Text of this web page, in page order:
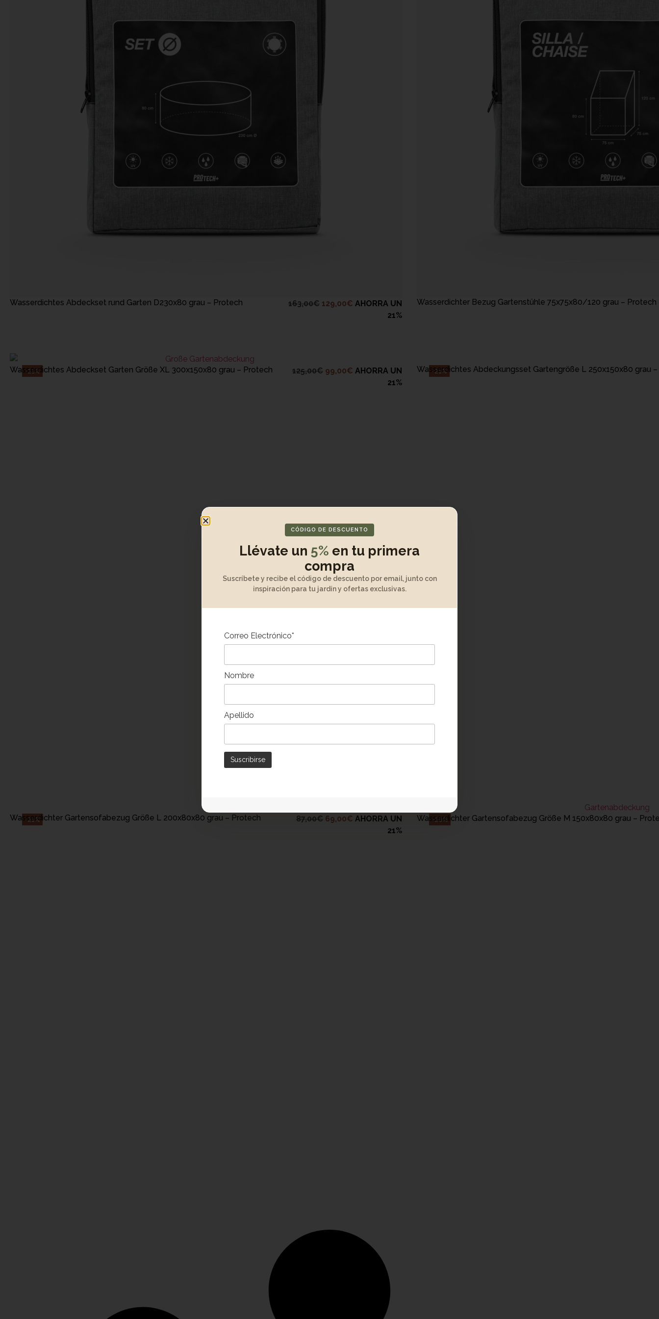
Wasserdichtes Abdeckset rund Garten D230x80 grau – Protech 163,00€ 129,00€ AHORRA UN
21%
Wasserdichter Bezug Gartenstühle 75x75x80/120 grau – Protech
-21%
Wasserdichtes Abdeckset Garten Größe XL 300x150x80 grau – Protech 125,00€ 99,00€ AHORRA UN
21%
-21%
Wasserdichtes Abdeckungsset Gartengröße L 250x150x80 grau
-21%
Wasserdichter Gartensofabezug Größe L 200x80x80 grau – Protech 87,00€ 69,00€ AHORRA UN
21%
-20%
Wasserdichter Gartensofabezug Größe M 150x80x80 grau –
CÓDIGO DE DESCUENTO
Llévate un 5% en tu primera
compra
Suscríbete y recibe el código de descuento por email, junto con
inspiración para tu jardín y ofertas exclusivas.
Correo Electrónico*
Nombre
Apellido